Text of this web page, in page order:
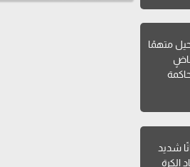
متهمًا
شديد
الكرة